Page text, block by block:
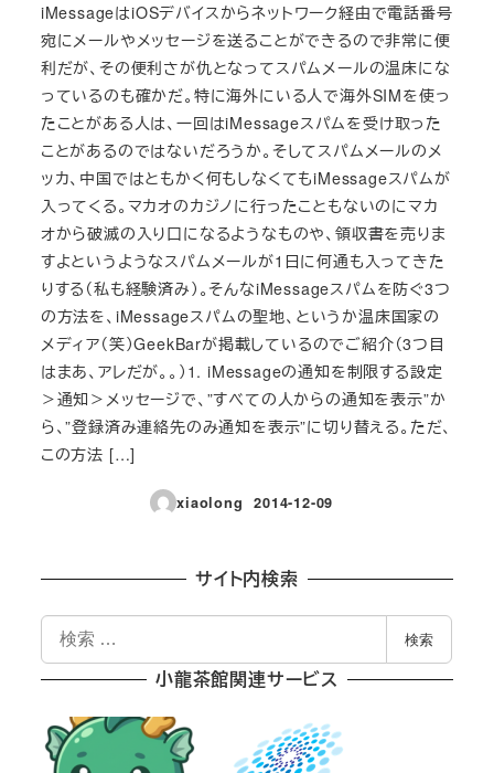
iMessageはiOSデバイスからネットワーク経由で電話番号
宛にメールやメッセージを送ることができるので非常に便
利だが、その便利さが仇となってスパムメールの温床にな
っているのも確かだ。特に海外にいる人で海外SIMを使っ
たことがある人は、一回はiMessageスパムを受け取った
ことがあるのではないだろうか。そしてスパムメールのメ
ッカ、中国ではともかく何もしなくてもiMessageスパムが
入ってくる。マカオのカジノに行ったこともないのにマカ
オから破滅の入り口になるようなものや、領収書を売りま
すよというようなスパムメールが1日に何通も入ってきた
りする（私も経験済み）。そんなiMessageスパムを防ぐ3つ
の方法を、iMessageスパムの聖地、というか温床国家の
メディア（笑）GeekBarが掲載しているのでご紹介（3つ目
はまあ、アレだが。。）1. iMessageの通知を制限する設定
＞通知＞メッセージで、”すべての人からの通知を表示”か
ら、”登録済み連絡先のみ通知を表示”に切り替える。ただ、
この方法 […]
xiaolong
投稿日
2014-12-09
サイト内検索
索
検索
小龍茶館関連サービス